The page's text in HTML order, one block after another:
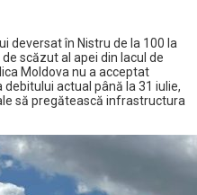
deversat în Nistru de la 100 la
scăzut al apei din lacul de
Moldova nu a acceptat
actual până la 31 iulie,
să pregătească infrastructura